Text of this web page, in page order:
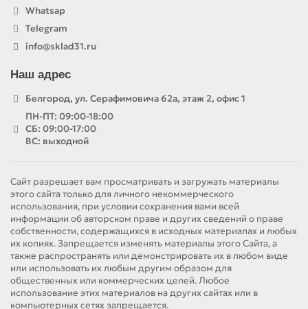
Whatsap
Telegram
info@sklad31.ru
Наш адрес
Белгород, ул. Серафимовича 62а, этаж 2, офис 1
ПН-ПТ: 09:00-18:00
СБ: 09:00-17:00
ВС: выходной
Сайт разрешает вам просматривать и загружать материалы
этого сайта только для личного некоммерческого
использования, при условии сохранения вами всей
информации об авторском праве и других сведений о праве
собственности, содержащихся в исходных материалах и любых
их копиях. Запрещается изменять материалы этого Сайта, а
также распространять или демонстрировать их в любом виде
или использовать их любым другим образом для
общественных или коммерческих целей. Любое
использование этих материалов на других сайтах или в
компьютерных сетях запрещается.